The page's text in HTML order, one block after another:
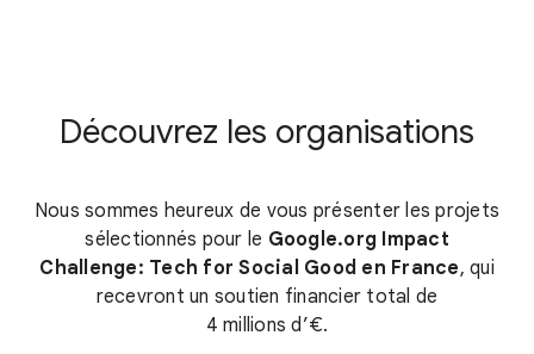
Découvrez les organisations
Nous sommes heureux de vous présenter les projets
sélectionnés pour le Google.org Impact
Challenge: Tech for Social Good en France, qui
recevront un soutien financier total de
4 millions d’€.